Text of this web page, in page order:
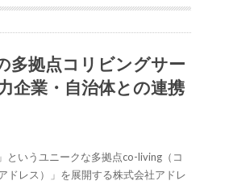
多拠点コリビングサー
企業・自治体との連携
というユニークな多拠点co-living（コ
ドレス）」を展開する株式会社アドレ